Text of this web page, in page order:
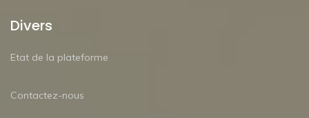
Divers
Etat de la plateforme
Contactez-nous